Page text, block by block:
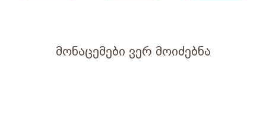
მონაცემები ვერ მოიძებნა